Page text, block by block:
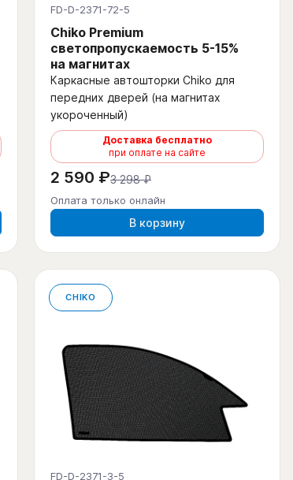
FD-D-2371-72-5
Chiko Premium
светопропускаемость 5-15%
на магнитах
Каркасные автошторки Chiko для
передних дверей (на магнитах
укороченный)
Доставка бесплатно
при оплате на сайте
2 590 ₽3 298 ₽
Оплата только онлайн
В корзину
CHIKO
FD-D-2371-3-5